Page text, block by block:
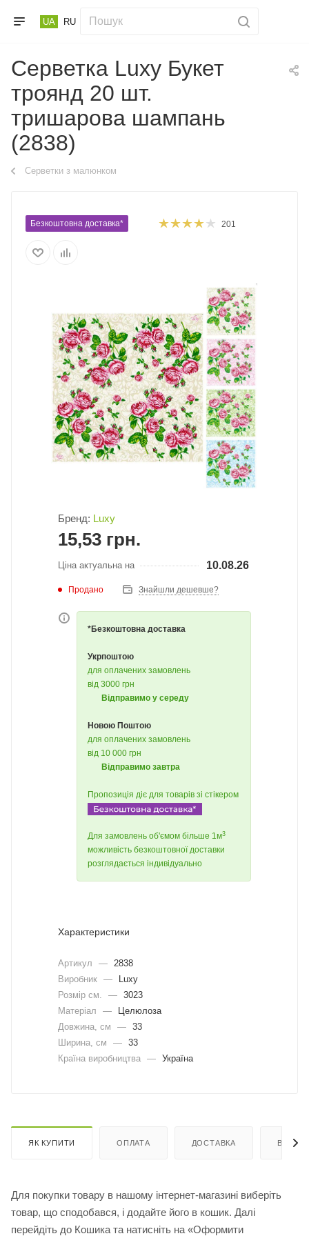
UA RU
Серветка Luxy Букет
троянд 20 шт.
тришарова шампань
(2838)
Серветки з малюнком
Безкоштовна доставка* 201
Бренд: Luxy
15,53 грн.
Ціна актуальна на 10.08.26
Продано Знайшли дешевше?
*Безкоштовна доставка
Укрпоштою
для оплачених замовлень
від 3000 грн
Відправимо у середу
Новою Поштою
для оплачених замовлень
від 10 000 грн
Відправимо завтра
Пропозиція діє для товарів зі стікером
Для замовлень об'ємом більше 1м3
можливість безкоштовної доставки
розглядається індивідуально
Характеристики
Артикул —
2838
Виробник —
Luxy
Розмір см.
— 3023
Матеріал
—
Целюлоза
Довжина, cм
— 33
Ширина, cм
— 33
Країна виробництва — Україна
ЯК КУПИТИ ОПЛАТА ДОСТАВКА
Для покупки товару в нашому інтернет-магазині виберіть
товар, що сподобався, і додайте його в кошик. Далі
перейдіть до Кошика та натисніть на «Оформити